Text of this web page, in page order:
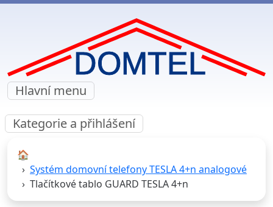
Hlavní menu
Kategorie a přihlášení
🏠︎
Systém domovní telefony TESLA 4+n analogové
Tlačítkové tablo GUARD TESLA 4+n